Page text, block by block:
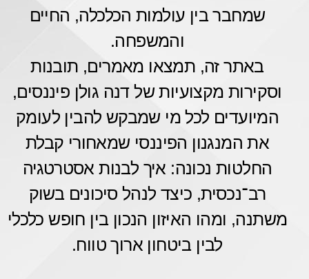
שמחבר בין עולמות הכלכלה, החיים
והמשפחה.
באתר זה, תמצאו מאמרים, תובנות
וסקירות מקצועיות של דנה גולן פיננסים,
המיועדים לכל מי שמבקש להבין לעומק
את המנגנון הפיננסי שמאחורי קבלת
החלטות נכונה: איך לבנות אסטרטגיה
רב־נכסית, כיצד לנהל סיכונים בשוק
משתנה, ומהו האיזון הנכון בין חופש כלכלי
לבין ביטחון ארוך טווח.